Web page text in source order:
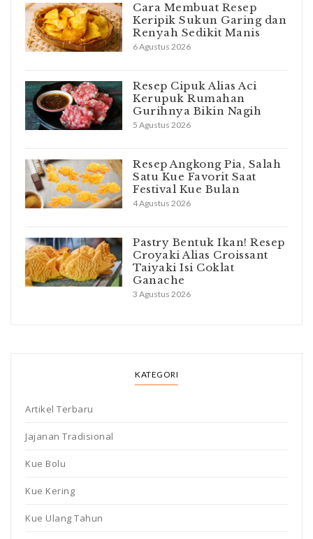
Cara Membuat Resep
Keripik Sukun Garing dan
Renyah Sedikit Manis
6 Agustus 2026
Resep Cipuk Alias Aci
Kerupuk Rumahan
Gurihnya Bikin Nagih
5 Agustus 2026
Resep Angkong Pia, Salah
Satu Kue Favorit Saat
Festival Kue Bulan
4 Agustus 2026
Pastry Bentuk Ikan! Resep
Croyaki Alias Croissant
Taiyaki Isi Coklat
Ganache
3 Agustus 2026
KATEGORI
Artikel Terbaru
Jajanan Tradisional
Kue Bolu
Kue Kering
Kue Ulang Tahun